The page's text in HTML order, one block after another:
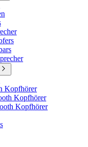
Kopfhörer
Kopfhörer
Kopfhörer